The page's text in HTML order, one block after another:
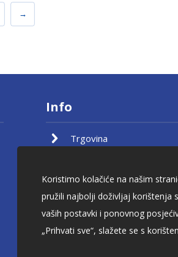
→
Info
Trgovina
Kontakt
Lokacija
Moj račun
Košarica
Koristimo kolačiće na našim
pružili najbolji doživljaj korištenja
vaših postavki i ponovnog
„Prihvati sve“, slažete se s